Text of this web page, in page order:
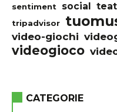
sentiment social
tripadvisor
video-giochi
videogioco
CATEGORIE